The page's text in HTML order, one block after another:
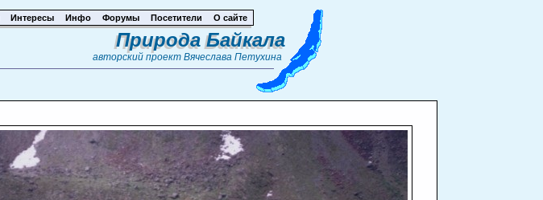
Интересы Инфо Форумы Посетители О сайте
Природа Байкала
авторский проект Вячеслава Петухина